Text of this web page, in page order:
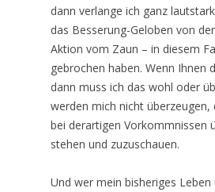
dann verlange ich ganz
das Besserung-Geloben von
Aktion vom Zaun – in diesem
gebrochen haben. Wenn Ihnen
dann muss ich das wohl oder
werden mich nicht überzeugen,
bei derartigen Vorkommnissen
stehen und zuzuschauen.
Und wer mein bisheriges